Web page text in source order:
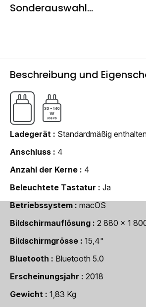
Sonderauswahl...
Beschreibung und
Ladegerät
Standardmäßig
Anschluss
4
Anzahl der Kerne
4
Beleuchtete Tastatur
Ja
Betriebssystem
macOS
Bildschirmauflösung
2 880 x 1
Bildschirmgrösse
15,4"
Bluetooth
Bluetooth 5.0
Erscheinungsjahr
2018
Gewicht
1,83 Kg